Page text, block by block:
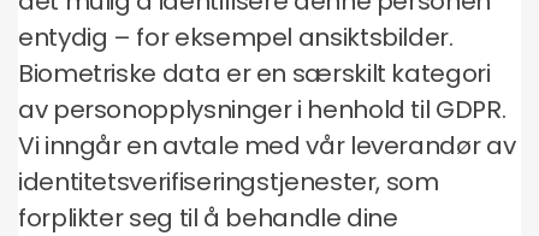
entydig – for eksempel ansiktsbilder.
Biometriske data er en særskilt kategori
av personopplysninger i henhold til GDPR.
Vi inngår en avtale med vår leverandør av
identitetsverifiseringstjenester, som
forplikter seg til å behandle dine